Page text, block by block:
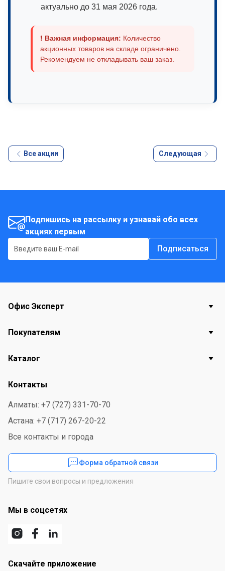
актуально до 31 мая 2026 года.
❗ Важная информация: Количество
акционных товаров на складе ограничено.
Рекомендуем не откладывать ваш заказ.
Все акции Следующая
Подпишись на рассылку и узнавай обо всех
акциях первым
Подписаться
Офис Эксперт
Покупателям
Каталог
Контакты
Алматы: +7 (727) 331-70-70
Астана: +7 (717) 267-20-22
Все контакты и города
Форма обратной связи
Пишите свои вопросы и предложения
Мы в соцсетях
Скачайте приложение